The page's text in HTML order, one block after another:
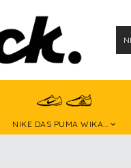
NIKE DAS PUMA WIKA...